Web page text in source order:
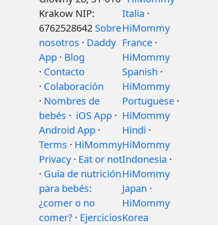
Krakow NIP:
6762528642 Sobre
nosotros · Daddy
App · Blog
· Contacto
· Colaboración
· Nombres de
bebés · iOS App ·
Android App ·
Terms · HiMommy
Privacy · Eat or not
· Guía de nutrición
para bebés:
¿comer o no
comer? · Ejercicios
Italia ·
HiMommy
France ·
HiMommy
Spanish ·
HiMommy
Portuguese ·
HiMommy
Hindi ·
HiMommy
Indonesia ·
HiMommy
Japan ·
HiMommy
Korea